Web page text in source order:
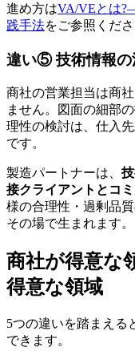
進め方はVA/VEとは
践手法をご参照くださ
違い⑤ 技術情報の
商社の営業担当は商
ません。図面の細部
理性の検討は、仕入
です。
製造パートナーは、
接クライアントとコ
様の合理性・過剰品
その場で生まれます。
商社が得意な
得意な領域
5つの違いを踏まえる
できます。